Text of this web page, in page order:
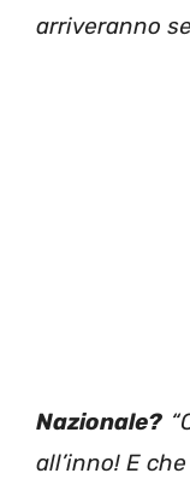
arriveranno
Nazionale?
all’inno! E